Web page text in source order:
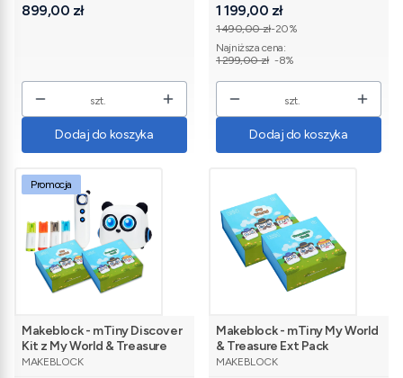
Cena
899,00 zł
szt.
Dodaj do koszyka
Cena promocyjna
1 199,00 zł
1 490,00 zł-20%
Najniższa cena:
1 299,00 zł -8%
szt.
Dodaj do koszyka
Promocja
Makeblock - mTiny Discover
Kit z My World & Treasure
Ext Pack
PRODUCENT
MAKEBLOCK
Makeblock - mTiny My World
& Treasure Ext Pack
PRODUCENT
MAKEBLOCK